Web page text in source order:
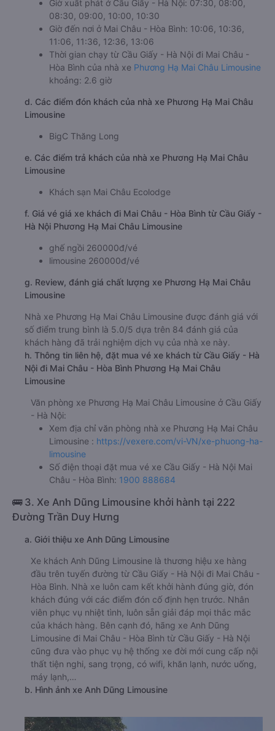
Giờ xuất phát ở Cầu Giấy - Hà Nội: 07:30, 08:00,
08:30, 09:00, 10:00, 10:30
Giờ đến nơi ở Mai Châu - Hòa Bình: 10:06, 10:36,
11:06, 11:36, 12:36, 13:06
Thời gian chạy từ Cầu Giấy - Hà Nội đi Mai Châu -
Hòa Bình của nhà xe Phương Hạ Mai Châu Limousine
khoảng: 2.6 giờ
d. Các điểm đón khách của nhà xe Phương Hạ Mai Châu
Limousine
BigC Thăng Long
e. Các điểm trả khách của nhà xe Phương Hạ Mai Châu
Limousine
Khách sạn Mai Châu Ecolodge
f. Giá vé giá xe khách đi Mai Châu - Hòa Bình từ Cầu Giấy -
Hà Nội Phương Hạ Mai Châu Limousine
ghế ngồi 260000đ/vé
limousine 260000đ/vé
g. Review, đánh giá chất lượng xe Phương Hạ Mai Châu
Limousine
Nhà xe Phương Hạ Mai Châu Limousine được đánh giá với
số điểm trung bình là 5.0/5 dựa trên 84 đánh giá của
khách hàng đã trải nghiệm dịch vụ của nhà xe này.
h. Thông tin liên hệ, đặt mua vé xe khách từ Cầu Giấy - Hà
Nội đi Mai Châu - Hòa Bình Phương Hạ Mai Châu
Limousine
Văn phòng xe Phương Hạ Mai Châu Limousine ở Cầu Giấy
- Hà Nội:
Xem địa chỉ văn phòng nhà xe Phương Hạ Mai Châu
Limousine : https://vexere.com/vi-VN/xe-phuong-ha-
limousine
Số điện thoại đặt mua vé xe Cầu Giấy - Hà Nội Mai
Châu - Hòa Bình: 1900 888684
🚌 3. Xe Anh Dũng Limousine khởi hành tại 222
Đường Trần Duy Hưng
a. Giới thiệu xe Anh Dũng Limousine
Xe khách Anh Dũng Limousine là thương hiệu xe hàng
đầu trên tuyến đường từ Cầu Giấy - Hà Nội đi Mai Châu -
Hòa Bình. Nhà xe luôn cam kết khởi hành đúng giờ, đón
khách đúng với các điểm đón cố định hẹn trước. Nhân
viên phục vụ nhiệt tình, luôn sẵn giải đáp mọi thắc mắc
của khách hàng. Bên cạnh đó, hãng xe Anh Dũng
Limousine đi Mai Châu - Hòa Bình từ Cầu Giấy - Hà Nội
cũng đưa vào phục vụ hệ thống xe đời mới cung cấp nội
thất tiện nghi, sang trọng, có wifi, khăn lạnh, nước uống,
máy lạnh,…
b. Hình ảnh xe Anh Dũng Limousine